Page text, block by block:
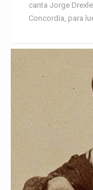
canta Jorge
Concordia, para